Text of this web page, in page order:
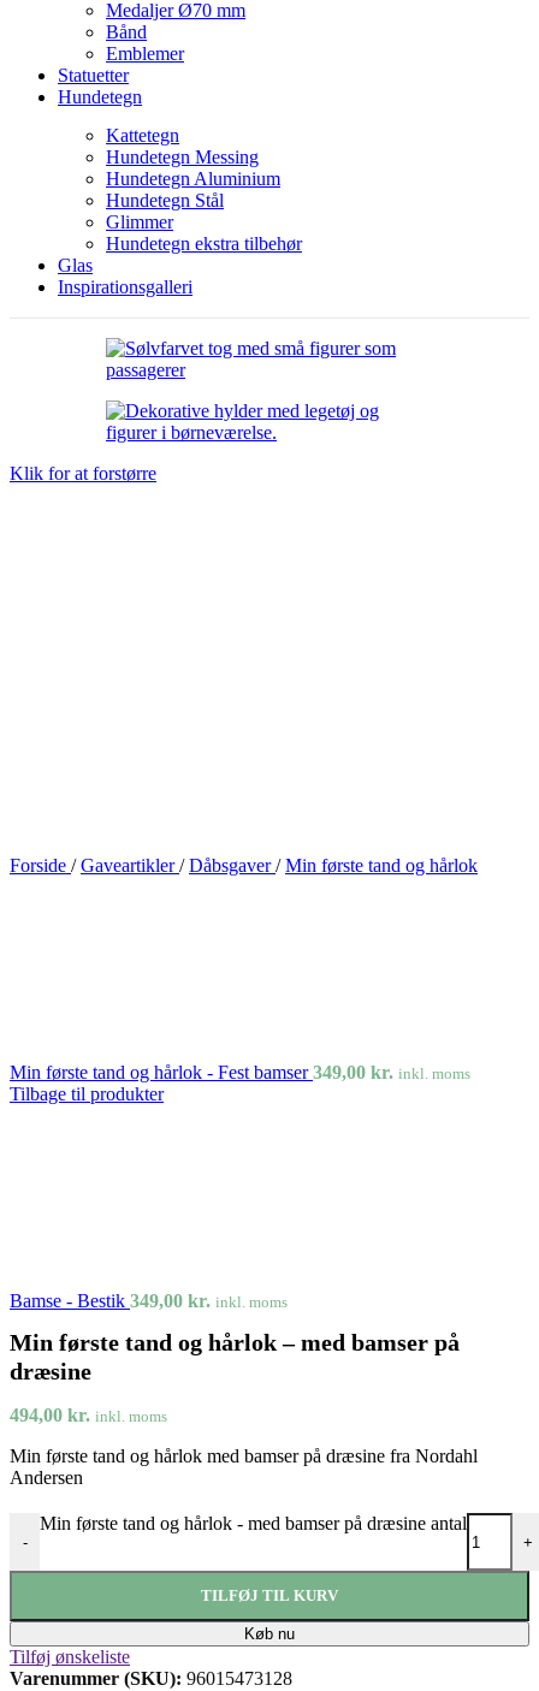
Medaljer Ø70 mm
Bånd
Emblemer
Statuetter
Hundetegn
Kattetegn
Hundetegn Messing
Hundetegn Aluminium
Hundetegn Stål
Glimmer
Hundetegn ekstra tilbehør
Glas
Inspirationsgalleri
Klik for at forstørre
Forside / Gaveartikler/ Dåbsgaver/ Min første tand og hårlok
Min første tand og hårlok - Fest bamser349,00 kr. inkl. moms
Tilbage til produkter
Bamse - Bestik 349,00 kr. inkl. moms
Min første tand og hårlok – med bamser på
dræsine
494,00 kr. inkl. moms
Min første tand og hårlok med bamser på dræsine fra Nordahl
Andersen
-
Min første tand og hårlok - med bamser på dræsine antal
+
TILFØJ TIL KURV
Køb nu
Tilføj ønskeliste
Varenummer (SKU): 96015473128